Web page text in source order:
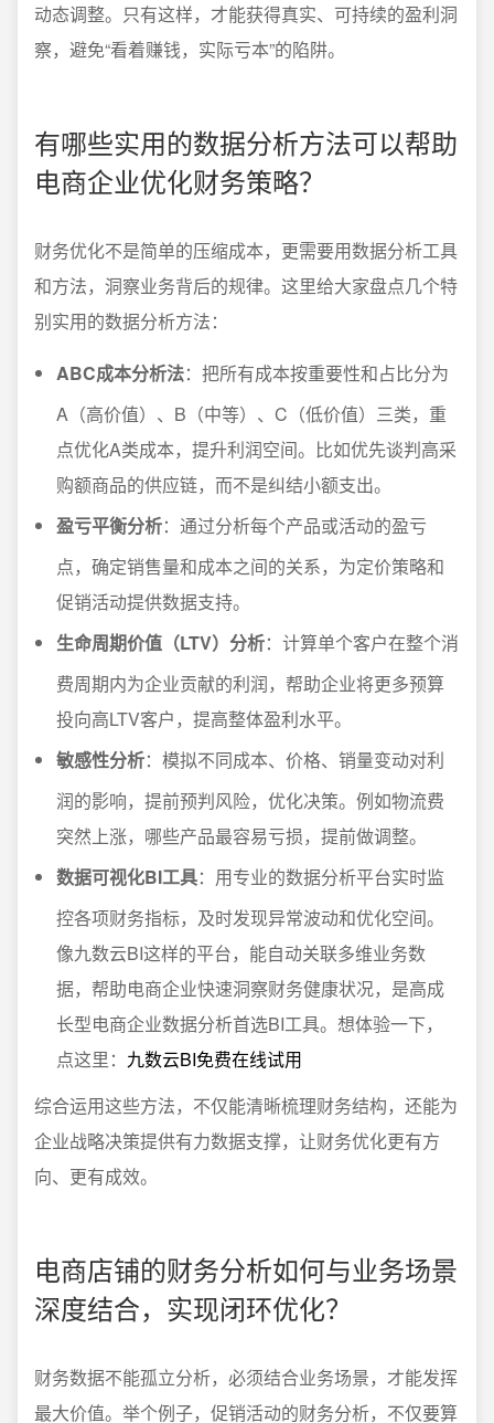
动态调整。只有这样，才能获得真实、可持续的盈利洞
察，避免“看着赚钱，实际亏本”的陷阱。
有哪些实用的数据分析方法可以帮助
电商企业优化财务策略？
财务优化不是简单的压缩成本，更需要用数据分析工具
和方法，洞察业务背后的规律。这里给大家盘点几个特
别实用的数据分析方法：
ABC成本分析法：把所有成本按重要性和占比分为
A（高价值）、B（中等）、C（低价值）三类，重
点优化A类成本，提升利润空间。比如优先谈判高采
购额商品的供应链，而不是纠结小额支出。
盈亏平衡分析：通过分析每个产品或活动的盈亏
点，确定销售量和成本之间的关系，为定价策略和
促销活动提供数据支持。
生命周期价值（LTV）分析：计算单个客户在整个消
费周期内为企业贡献的利润，帮助企业将更多预算
投向高LTV客户，提高整体盈利水平。
敏感性分析：模拟不同成本、价格、销量变动对利
润的影响，提前预判风险，优化决策。例如物流费
突然上涨，哪些产品最容易亏损，提前做调整。
数据可视化BI工具：用专业的数据分析平台实时监
控各项财务指标，及时发现异常波动和优化空间。
像九数云BI这样的平台，能自动关联多维业务数
据，帮助电商企业快速洞察财务健康状况，是高成
长型电商企业数据分析首选BI工具。想体验一下，
点这里： 九数云BI免费在线试用
综合运用这些方法，不仅能清晰梳理财务结构，还能为
企业战略决策提供有力数据支撑，让财务优化更有方
向、更有成效。
电商店铺的财务分析如何与业务场景
深度结合，实现闭环优化？
财务数据不能孤立分析，必须结合业务场景，才能发挥
最大价值。举个例子，促销活动的财务分析，不仅要算